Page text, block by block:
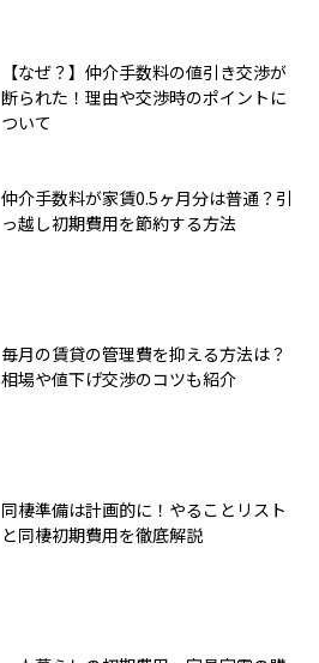
【なぜ？】仲介手数料の値引き交渉が
断られた！理由や交渉時のポイントに
ついて
仲介手数料が家賃0.5ヶ月分は普通？引
っ越し初期費用を節約する方法
毎月の賃貸の管理費を抑える方法は？
相場や値下げ交渉のコツも紹介
同棲準備は計画的に！やることリスト
と同棲初期費用を徹底解説